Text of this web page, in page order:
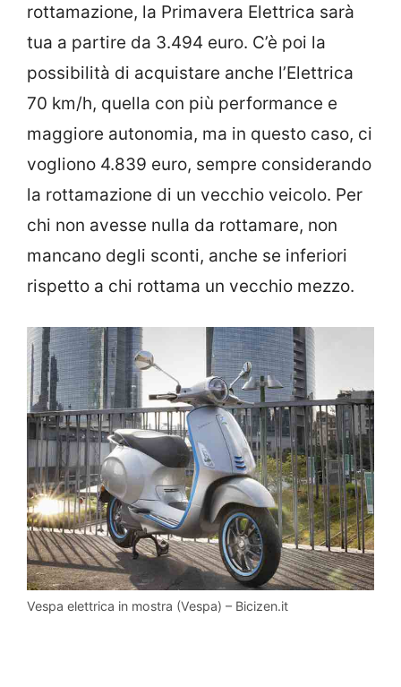
rottamazione, la Primavera Elettrica sarà
tua a partire da 3.494 euro. C’è poi la
possibilità di acquistare anche l’Elettrica
70 km/h, quella con più performance e
maggiore autonomia, ma in questo caso, ci
vogliono 4.839 euro, sempre considerando
la rottamazione di un vecchio veicolo. Per
chi non avesse nulla da rottamare, non
mancano degli sconti, anche se inferiori
rispetto a chi rottama un vecchio mezzo.
Vespa elettrica in mostra (Vespa) – Bicizen.it